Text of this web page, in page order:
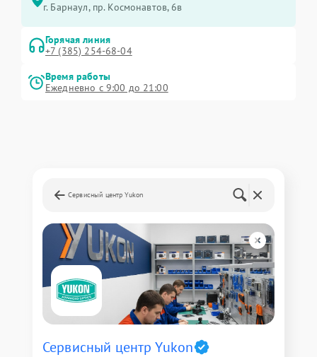
г. Барнаул, ​пр. Космонавтов, 6в
Горячая линия
+7 (385) 254-68-04
Время работы
Ежедневно с 9:00 до 21:00
Сервисный центр Yukon
Сервисный центр Yukon